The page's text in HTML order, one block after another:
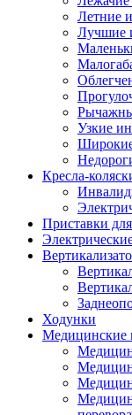
Летние
Лучшие
Узкие
Кресла-
Приставки
Ходунки
Медицинские